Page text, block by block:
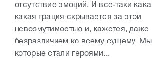
отсутствие эмоций. И все-таки
какая грация скрывается за этой
невозмутимостью и, кажется, даже
безразличием ко всему сущему. Мы
которые стали героями...